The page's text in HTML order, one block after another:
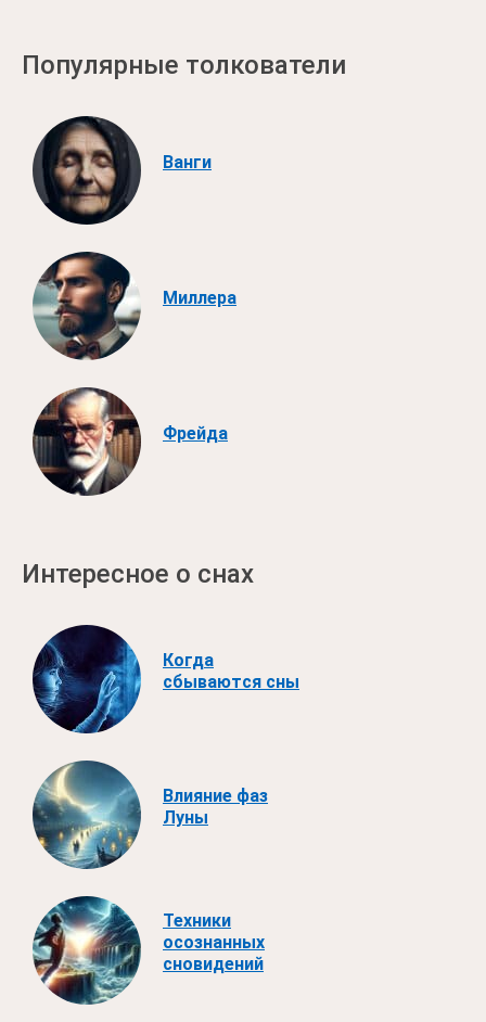
Популярные толкователи
Ванги
Миллера
Фрейда
Интересное о снах
Когда
сбываются сны
Влияние фаз
Луны
Техники
осознанных
сновидений